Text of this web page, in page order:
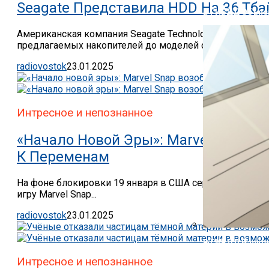
В ГИБДД
В ГИБДД
Seagate Представила HDD На 36
Американская компания Seagate Technology остаётся
предлагаемых накопителей до моделей объёмом 36
radiovostok23.01.2025
Интресное и непознанное
«Начало Новой Эры»: Marvel Snap
К Переменам
На фоне блокировки 19 января в США сервиса
игру Marvel Snap...
radiovostok23.01.2025
Интресное и непознанное